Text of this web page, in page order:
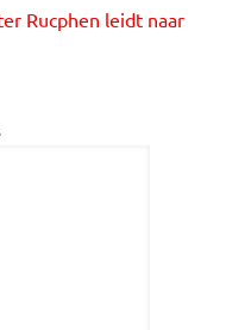
Rucphen leidt naar